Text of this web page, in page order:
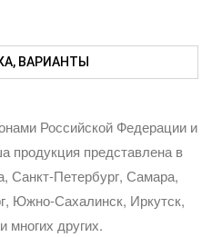
ВАРИАНТЫ
Российской Федерации и
продукция представлена в
Санкт-Петербург, Самара,
Южно-Сахалинск, Иркутск,
многих других.